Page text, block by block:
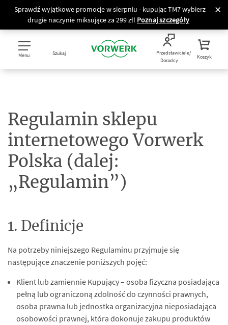
Sprawdź wyjątkowe promocje w sierpniu - kupując TM7 wybierz
drugie naczynie miksujące za 299 zł! Poznaj szczegóły
Menu Szukaj
Przedstawiciele/
Doradcy
Koszyk
Regulamin sklepu
internetowego Vorwerk
Polska (dalej:
„Regulamin”)
1. Definicje
Na potrzeby niniejszego Regulaminu przyjmuje się
następujące znaczenie poniższych pojęć:
Klient lub zamiennie Kupujący – osoba fizyczna posiadająca
pełną lub ograniczoną zdolność do czynności prawnych,
osoba prawna lub jednostka organizacyjna nieposiadająca
osobowości prawnej, która dokonuje zakupu produktów